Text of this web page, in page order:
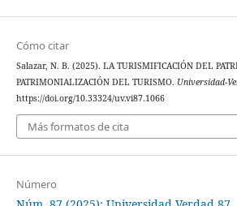
Cómo citar
Salazar, N. B. (2025). LA TURISMIFICACIÓN DEL
PATRIMONIALIZACIÓN DEL TURISMO. Universidad-
https://doi.org/10.33324/uv.vi87.1066
Más formatos de cita
Número